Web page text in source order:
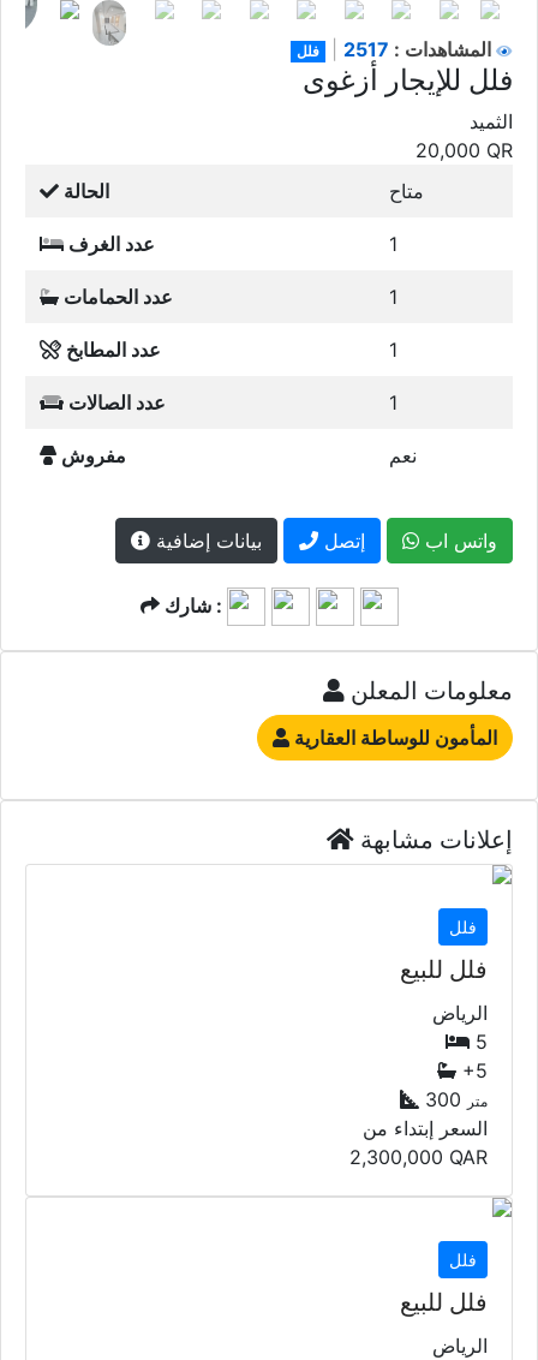
فلل المشاهدات :
فلل للإيجار أزغوى
الثميد
20,000 QR
الحالة
متاح
عدد الغرف 1
عدد الحمامات 1
عدد المطابخ 1
عدد الصالات 1
مفروش نعم
بيانات إضافية إتصل واتس اب
شارك :
معلومات المعلن
المأمون للوساطة العقارية
إعلانات مشابهة
فلل
فلل للبيع
الرياض
5
+5
300 متر
السعر إبتداء من
2,300,000 QAR
فلل
فلل للبيع
الرياض